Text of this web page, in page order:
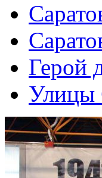
Герой
Улицы